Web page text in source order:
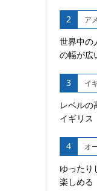
2 ア
世界中の
の幅が広
3 イ
レベルの
イギリス
4 オ
ゆったり
楽しめる